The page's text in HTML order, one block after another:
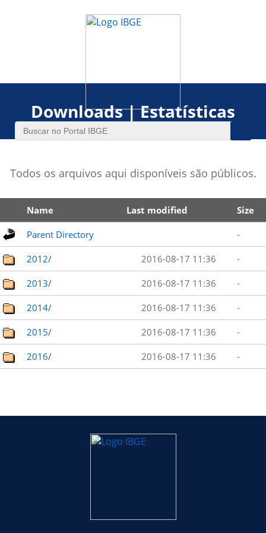
Downloads | Estatísticas
Todos os arquivos aqui disponíveis são públicos.
Name Last modified Size
Parent Directory -
2012/ 2016-08-17 11:36 -
2013/ 2016-08-17 11:36 -
2014/ 2016-08-17 11:36 -
2015/ 2016-08-17 11:36 -
2016/ 2016-08-17 11:36 -